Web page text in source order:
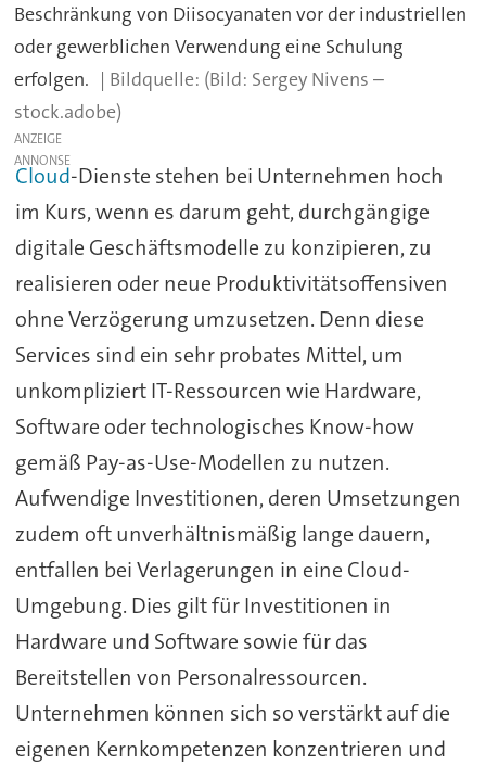
Beschränkung von Diisocyanaten vor der industriellen
oder gewerblichen Verwendung eine Schulung
erfolgen.
(Bild: Sergey Nivens –
stock.adobe)
ANZEIGE
Cloud-Dienste stehen bei Unternehmen hoch
im Kurs, wenn es darum geht, durchgängige
digitale Geschäftsmodelle zu konzipieren, zu
realisieren oder neue Produktivitätsoffensiven
ohne Verzögerung umzusetzen. Denn diese
Services sind ein sehr probates Mittel, um
unkompliziert IT-Ressourcen wie Hardware,
Software oder technologisches Know-how
gemäß Pay-as-Use-Modellen zu nutzen.
Aufwendige Investitionen, deren Umsetzungen
zudem oft unverhältnismäßig lange dauern,
entfallen bei Verlagerungen in eine Cloud-
Umgebung. Dies gilt für Investitionen in
Hardware und Software sowie für das
Bereitstellen von Personalressourcen.
Unternehmen können sich so verstärkt auf die
eigenen Kernkompetenzen konzentrieren und